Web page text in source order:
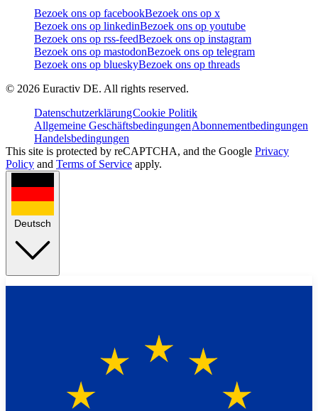
Bezoek ons op facebookBezoek ons op x
Bezoek ons op linkedinBezoek ons op youtube
Bezoek ons op rss-feedBezoek ons op instagram
Bezoek ons op mastodonBezoek ons op telegram
Bezoek ons op blueskyBezoek ons op threads
© 2026 Euractiv DE. All rights reserved.
DatenschutzerklärungCookie Politik
Allgemeine GeschäftsbedingungenAbonnementbedingungen
Handelsbedingungen
This site is protected by reCAPTCHA, and the Google Privacy
Policy and Terms of Service apply.
Deutsch